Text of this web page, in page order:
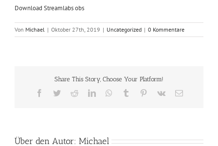
Download Streamlabs obs
Von Michael | Oktober 27th, 2019 | Uncategorized | 0 Kommentare
Share This Story, Choose Your Platform!
Facebook
TwitterRedditLinkedInWhatsApp
Tumblr Pinterest
Vk
E-
Über den Autor: Michael